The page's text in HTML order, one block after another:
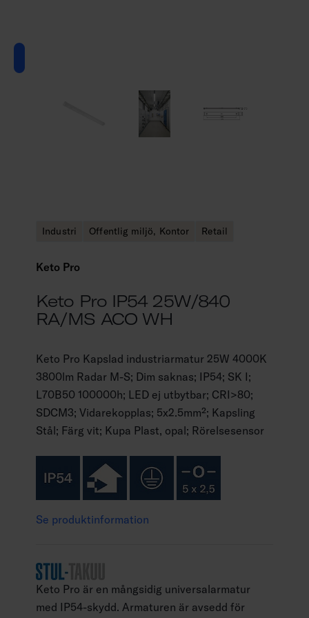
Industri Offentlig miljö, Kontor Retail
Keto Pro
Keto Pro IP54 25W/840
RA/MS ACO WH
Keto Pro Kapslad industriarmatur 25W 4000K
3800lm Radar M-S; Dim saknas; IP54; SK I;
L70B50 100000h; LED ej utbytbar; CRI>80;
SDCM3; Vidarekopplas; 5x2.5mm²; Kapsling
Stål; Färg vit; Kupa Plast, opal; Rörelsesensor
Se produktinformation
Keto Pro är en mångsidig universalarmatur
med IP54-skydd. Armaturen är avsedd för